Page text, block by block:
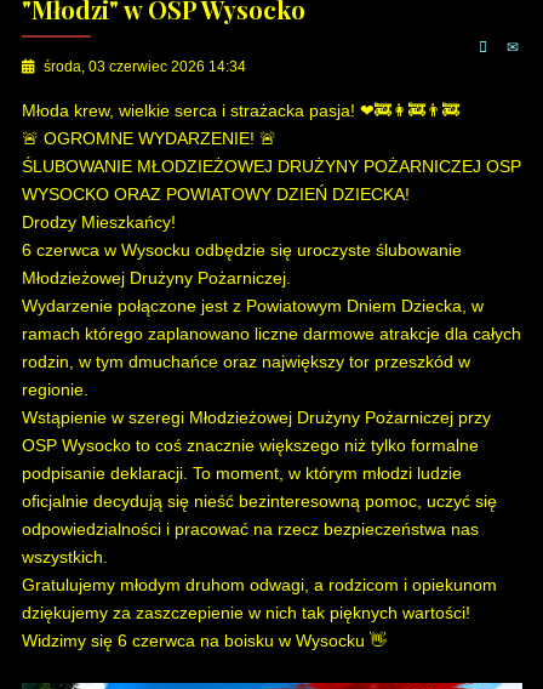
"Młodzi" w OSP Wysocko
środa, 03 czerwiec 2026 14:34
Młoda krew, wielkie serca i strażacka pasja! ❤🚒👩‍🚒👨‍🚒
🚨 OGROMNE WYDARZENIE! 🚨
ŚLUBOWANIE MŁODZIEŻOWEJ DRUŻYNY POŻARNICZEJ OSP
WYSOCKO ORAZ POWIATOWY DZIEŃ DZIECKA!
Drodzy Mieszkańcy!
6 czerwca w Wysocku odbędzie się uroczyste ślubowanie
Młodzieżowej Drużyny Pożarniczej.
Wydarzenie połączone jest z Powiatowym Dniem Dziecka, w
ramach którego zaplanowano liczne darmowe atrakcje dla całych
rodzin, w tym dmuchańce oraz największy tor przeszkód w
regionie.
Wstąpienie w szeregi Młodzieżowej Drużyny Pożarniczej przy
OSP Wysocko to coś znacznie większego niż tylko formalne
podpisanie deklaracji. To moment, w którym młodzi ludzie
oficjalnie decydują się nieść bezinteresowną pomoc, uczyć się
odpowiedzialności i pracować na rzecz bezpieczeństwa nas
wszystkich.
Gratulujemy młodym druhom odwagi, a rodzicom i opiekunom
dziękujemy za zaszczepienie w nich tak pięknych wartości!
Widzimy się 6 czerwca na boisku w Wysocku 👋